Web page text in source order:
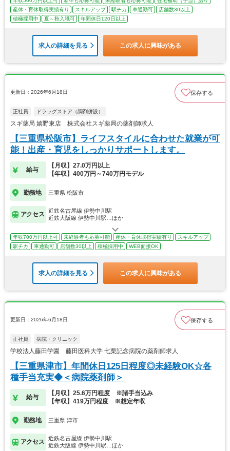
産休・育休取得実績有り
スキルアップ 駅チカ 車通勤可
店舗数30以上
積極採用中
夏～秋入職可 年間休日120日以上
求人の詳細を見る この求人に興味がある
更新日：2026年6月18日 保存する
正社員 ドラッグストア（調剤併設）
スギ薬局 嬉野東店 株式会社スギ薬局の薬剤師求人
【三重県松阪市】ライフスタイルに合わせた就業が可
能！出産・育児をしっかりサポートします。
給与
【月収】27.0万円以上
【年収】400万円～740万円モデル
勤務地 三重県 松阪市
アクセス
近鉄名古屋線 伊勢中川駅
近鉄大阪線 伊勢中川駅…ほか
年収700万円以上可 未経験者も応募可能 産休・育休取得実績有り
スキルアップ
駅チカ
車通勤可 店舗数30以上 積極採用中 WEB面接OK
求人の詳細を見る この求人に興味がある
更新日：2026年6月18日 保存する
正社員 病院・クリニック
学校法人藤田学園 藤田医科大学 七栗記念病院の薬剤師求人
【三重県津市】年間休日125日程度◎未経験OK☆各
種手当充実◆＜病院薬剤師＞
給与
【月収】25.6万円程度 ※諸手当込み
【年収】419万円程度 ※想定年収
勤務地 三重県 津市
アクセス
近鉄名古屋線 伊勢中川駅
近鉄大阪線 伊勢中川駅…ほか